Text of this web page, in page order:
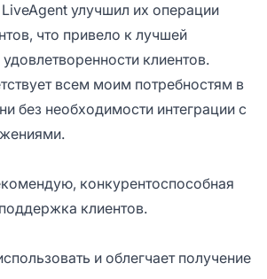
улучшил их операции
что привело к лучшей
клиентов.
всем моим потребностям в
без необходимости интеграции с
конкурентоспособная
клиентов.
и облегчает получение